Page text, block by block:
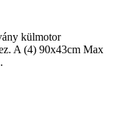
külmotor
A (4) 90x43cm Max